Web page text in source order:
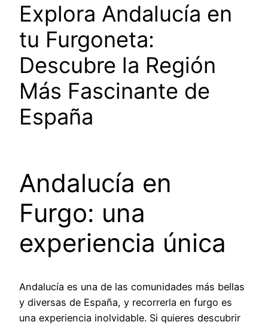
Explora Andalucía en
tu Furgoneta:
Descubre la Región
Más Fascinante de
España
Andalucía en
Furgo: una
experiencia única
Andalucía es una de las comunidades más bellas
y diversas de España, y recorrerla en furgo es
una experiencia inolvidable. Si quieres descubrir